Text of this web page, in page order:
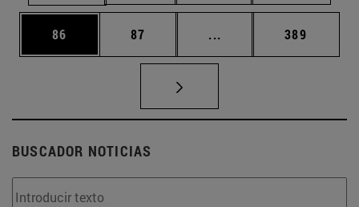
Página
86 Página
87 ... Páginas intermedias
Página
389
BUSCADOR NOTICIAS